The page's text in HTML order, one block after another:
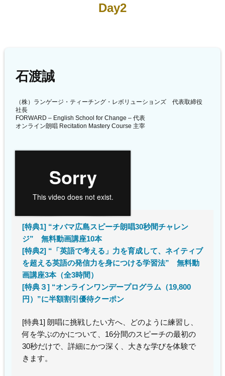
Day2
石渡誠
（株）ランゲージ・ティーチング・レボリューションズ 代表取締役
社長
FORWARD – English School for Change – 代表
オンライン朗唱 Recitation Mastery Course 主宰
[特典1] “オバマ広島スピーチ朗唱30秒間チャレン
ジ” 無料動画講座10本
[特典2] “「英語で考える」力を育成して、ネイティブ
を超える英語の発信力を身につける学習法” 無料動
画講座3本（全3時間）
[特典３] “オンラインワンデープログラム（19,800
円）”に半額割引優待クーポン
[特典1] 朗唱に挑戦したい方へ、どのように練習し、
何を学ぶのかについて、16分間のスピーチの最初の
30秒だけで、詳細にかつ深く、大きな学びを体験で
きます。